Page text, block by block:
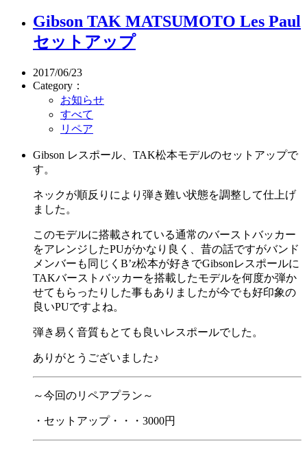
Gibson TAK MATSUMOTO Les Paul
セットアップ
2017/06/23
Category：
お知らせ
すべて
リペア
Gibson レスポール、TAK松本モデルのセットアップで
す。
ネックが順反りにより弾き難い状態を調整して仕上げ
ました。
このモデルに搭載されている通常のバーストバッカー
をアレンジしたPUがかなり良く、昔の話ですがバンド
メンバーも同じくB’z松本が好きでGibsonレスポールに
TAKバーストバッカーを搭載したモデルを何度か弾か
せてもらったりした事もありましたが今でも好印象の
良いPUですよね。
弾き易く音質もとても良いレスポールでした。
ありがとうございました♪
～今回のリペアプラン～
・セットアップ・・・3000円